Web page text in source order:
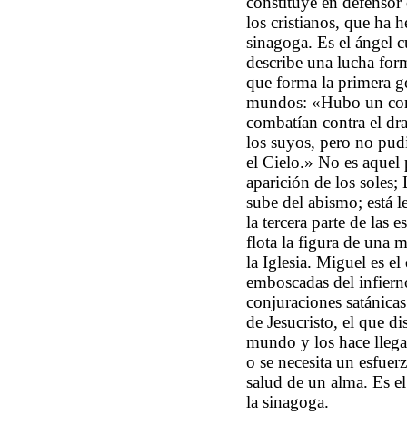
los cristianos, que ha
sinagoga. Es el ángel
describe una lucha
que forma la primera
mundos: «Hubo un
combatían contra el
los suyos, pero no
el Cielo.» No es aquel
aparición de los soles;
sube del abismo; está
la tercera parte de las
flota la figura de una
la Iglesia. Miguel es el
emboscadas del
conjuraciones
de Jesucristo, el que
mundo y los hace
o se necesita un
salud de un alma. Es
la sinagoga.